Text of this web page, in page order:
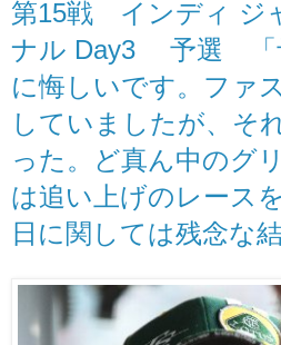
第15戦 インディ ジ
ナル Day3 予選 「
に悔しいです。ファ
していましたが、そ
った。ど真ん中のグ
は追い上げのレース
日に関しては残念な